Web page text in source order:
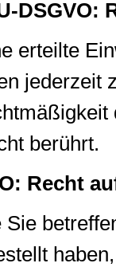
erteilte
jederzeit
berührt.
Recht